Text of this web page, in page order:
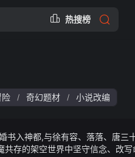
热搜榜
险 / 奇幻题材 / 小说改编
书入神都,与徐有容、落落、唐三
存的架空世界中坚守信念、改